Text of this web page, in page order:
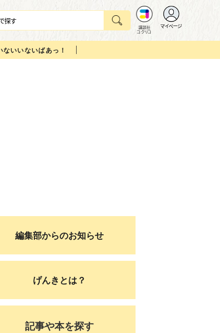
講談社
コクリコ
マイページ
ないいないばあっ！
編集部からのお知らせ
げんきとは？
記事や本を探す